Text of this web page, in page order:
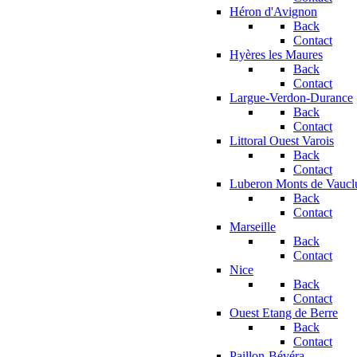
Héron d'Avignon
Back
Contact
Hyères les Maures
Back
Contact
Largue-Verdon-Durance
Back
Contact
Littoral Ouest Varois
Back
Contact
Luberon Monts de
Back
Contact
Marseille
Back
Contact
Nice
Back
Contact
Ouest Etang de Berre
Back
Contact